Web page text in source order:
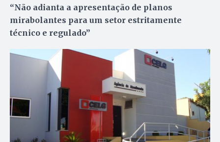
“Não adianta a apresentação de planos
mirabolantes para um setor estritamente
técnico e regulado”